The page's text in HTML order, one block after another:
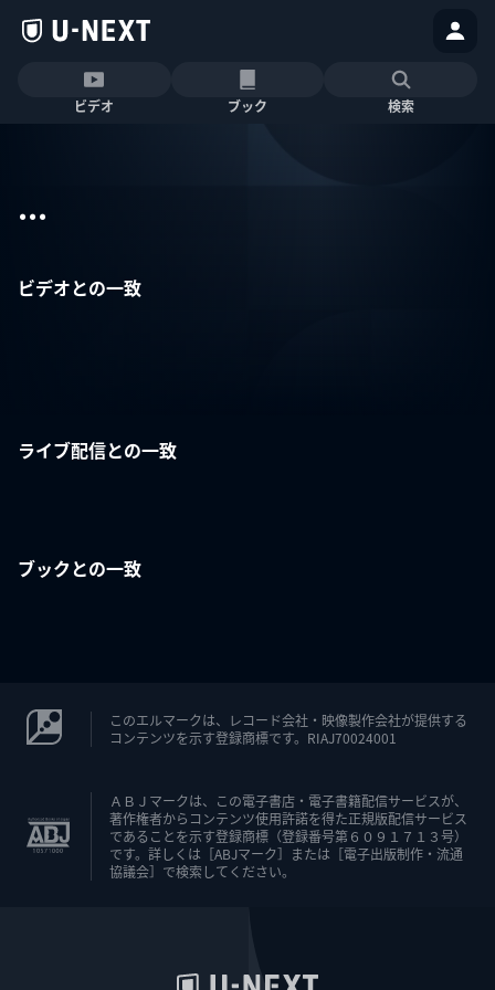
ビデオ ブック 検索
...
ビデオとの一致
ライブ配信との一致
ブックとの一致
このエルマークは、レコード会社・映像製作会社が提供する
コンテンツを示す登録商標です。RIAJ70024001
ＡＢＪマークは、この電子書店・電子書籍配信サービスが、
著作権者からコンテンツ使用許諾を得た正規版配信サービス
であることを示す登録商標（登録番号第６０９１７１３号）
です。詳しくは［ABJマーク］または［電子出版制作・流通
協議会］で検索してください。